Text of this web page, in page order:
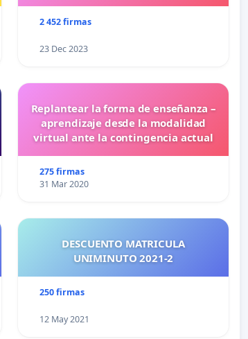
2 452 firmas
23 Dec 2023
Replantear la forma de enseñanza –
aprendizaje desde la modalidad
virtual ante la contingencia actual
275 firmas
31 Mar 2020
DESCUENTO MATRICULA
UNIMINUTO 2021-2
250 firmas
12 May 2021